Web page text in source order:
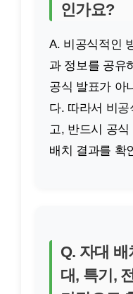
인가요?
A. 비공식적인
과 정보를 공유
공식 발표가 아
다. 따라서 비
고, 반드시 공
배치 결과를 확
Q. 자대
대, 특기,